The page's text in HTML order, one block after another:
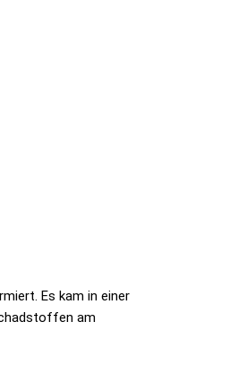
Es kam in einer
am